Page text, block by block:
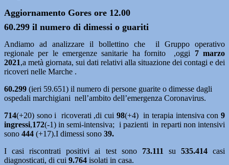
Aggiornamento Gores ore 12.00
60.299 il numero di dimessi o guariti
Andiamo ad analizzare il bollettino che il Gruppo operativo
regionale per le emergenze sanitarie ha fornito ,oggi 7 marzo
2021,a metà giornata, sui dati relativi alla situazione dei contagi e dei
ricoveri nelle Marche .
60.299 (ieri 59.651) il numero di persone guarite o dimesse dagli
ospedali marchigiani nell’ambito dell’emergenza Coronavirus.
714(+20) sono i ricoverati ,di cui 98(+4) in terapia intensiva con9
ingressi,172(-1) in semi-intensiva; i pazienti in reparti non intensivi
sono 444 (+17).I dimessi sono 39.
I casi riscontrati positivi ai test sono73.111 su 535.414casi
diagnosticati, di cui 9.764 isolati in casa.